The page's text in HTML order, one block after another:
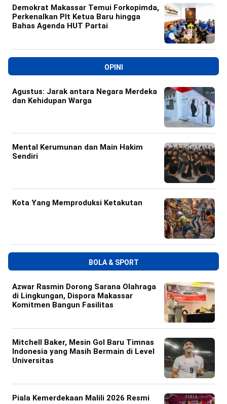
Demokrat Makassar Temui Forkopimda,
Perkenalkan Plt Ketua Baru hingga
Bahas Agenda HUT Partai
OPINI
Agustus: Jarak antara Negara Merdeka
dan Kehidupan Warga
Mental Kerumunan dan Main Hakim
Sendiri
Kota Yang Memproduksi Ketakutan
BOLA & SPORT
Azwar Rasmin Dorong Sarana Olahraga
di Lingkungan, Dispora Makassar
Komitmen Bangun Fasilitas
Mitchell Baker, Mesin Gol Baru Timnas
Indonesia yang Masih Bermain di Level
Universitas
Piala Kemerdekaan Malili 2026 Resmi